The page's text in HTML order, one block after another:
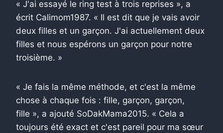
« J'ai essayé le ring test à trois reprises », a
écrit Calimom1987. « Il est dit que je vais avoir
deux filles et un garçon. J'ai actuellement deux
filles et nous espérons un garçon pour notre
troisième. »
« Je fais la même méthode, et c'est la même
chose à chaque fois : fille, garçon, garçon,
fille », a ajouté SoDakMama2015. « Cela a
toujours été exact et c'est pareil pour ma sœur